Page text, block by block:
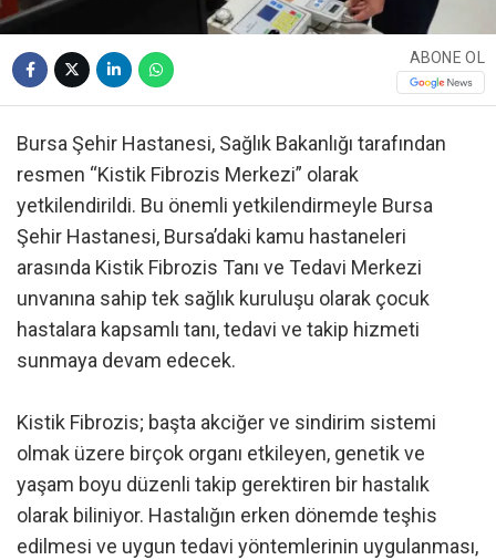
ABONE OL
Bursa Şehir Hastanesi, Sağlık Bakanlığı tarafından
resmen “Kistik Fibrozis Merkezi” olarak
yetkilendirildi. Bu önemli yetkilendirmeyle Bursa
Şehir Hastanesi, Bursa’daki kamu hastaneleri
arasında Kistik Fibrozis Tanı ve Tedavi Merkezi
unvanına sahip tek sağlık kuruluşu olarak çocuk
hastalara kapsamlı tanı, tedavi ve takip hizmeti
sunmaya devam edecek.
Kistik Fibrozis; başta akciğer ve sindirim sistemi
olmak üzere birçok organı etkileyen, genetik ve
yaşam boyu düzenli takip gerektiren bir hastalık
olarak biliniyor. Hastalığın erken dönemde teşhis
edilmesi ve uygun tedavi yöntemlerinin uygulanması,